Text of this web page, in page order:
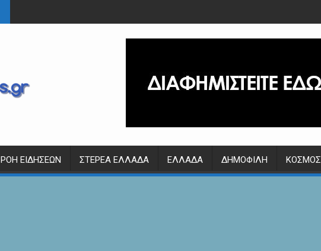
ΡΟΉ ΕΙΔΉΣΕΩΝ ΣΤΕΡΕΆ ΕΛΛΆΔΑ ΕΛΛΆΔΑ ΔΗΜΟΦΙΛΉ ΚΌΣΜΟΣ